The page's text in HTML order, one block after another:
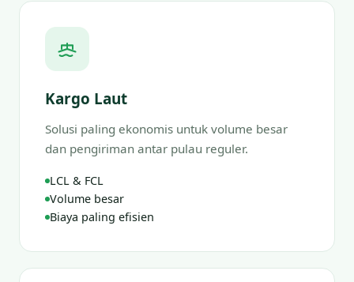
Kargo Laut
Solusi paling ekonomis untuk volume besar
dan pengiriman antar pulau reguler.
LCL & FCL
Volume besar
Biaya paling efisien